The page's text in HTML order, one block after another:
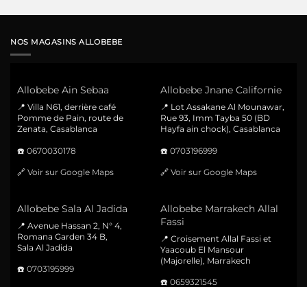
NOS MAGASINS ALLOBEBE
Allobebe Ain Sebaa
📍 Villa N61, derrière café
Pomme de Pain, route de
Zenata, Casablanca
☎️ 0670030178
🔗 Voir sur Google Maps
Allobebe Jnane Californie
📍 Lot Assakane Al Mounawar,
Rue 93, Imm Tayba 50 (BD
Hayfa ain chock), Casablanca
☎️ 0703196999
🔗 Voir sur Google Maps
Allobebe Sala Al Jadida
📍 Avenue Hassan 2, N° 4,
Romana Garden 34 B,
Sala Al Jadida
☎️ 0703195999
Allobebe Marrakech Allal
Fassi
📍 Croisement Allal Fassi et
Yaacoub El Mansour
(Majorelle), Marrakech
☎️ 0659321545